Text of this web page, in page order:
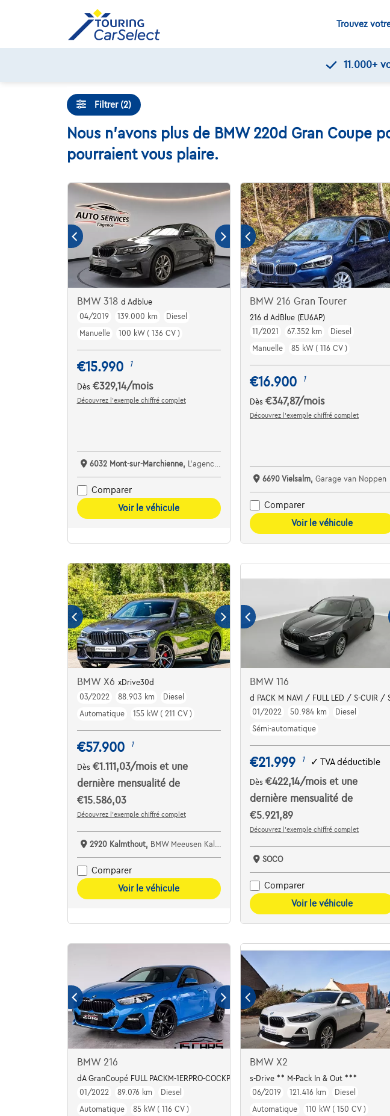
Trouvez
Contrôles
Filtrer (2)
Nous n'avons plus de BMW 220d Gran Coupe
pourraient vous plaire.
BMW 318 d Adblue
04/2019
139.000 km
Diesel
Manuelle
100 kW ( 136 CV )
€15.990 1
Dès €329,14/mois
Découvrez l’exemple chiffré complet
6032 Mont-sur-Marchienne, L'agence Auto Services Nivelles
Comparer
Voir le véhicule
BMW 216 Gran Tourer
216 d AdBlue (EU6AP)
11/2021
67.352 km
Diesel
Manuelle
85 kW ( 116 CV )
€16.900 1
Dès€347,87/mois
Découvrez l’exemple chiffré complet
6690 Vielsalm,Garage van Noppen
Comparer
Voir le véhicule
BMW X6 xDrive30d
03/2022
88.903 km
Diesel
Automatique
155 kW ( 211 CV )
€57.900 1
Dès €1.111,03/mois et une
dernière mensualité de
€15.586,03
Découvrez l’exemple chiffré complet
2920 Kalmthout, BMW Meeusen Kalmthout
Comparer
Voir le véhicule
BMW 116
d PACK M NAVI / FULL LED / S-CUIR /
01/2022
50.984 km
Diesel
Sémi-automatique
€21.999 1 ✓TVA déductible
Dès€422,14/moiset une
dernière mensualité de
€5.921,89
Découvrez l’exemple chiffré complet
SOCO
Comparer
Voir le véhicule
BMW 216
dA GranCoupé FULL PACKM-1ERPRO-COCKPIT-CARPLAY-PDC
01/2022
89.076 km
Diesel
Automatique
85 kW ( 116 CV )
BMW X2
s-Drive ** M-Pack In & Out ***
06/2019
121.416 km
Diesel
Automatique
110 kW ( 150 CV )